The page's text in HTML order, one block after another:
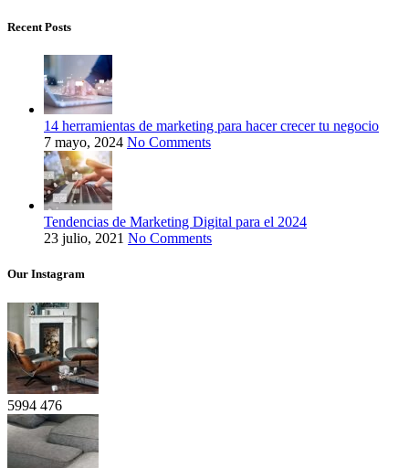
Recent Posts
14 herramientas de marketing para hacer crecer tu negocio
7 mayo, 2024 No Comments
Tendencias de Marketing Digital para el 2024
23 julio, 2021 No Comments
Our Instagram
5994 476